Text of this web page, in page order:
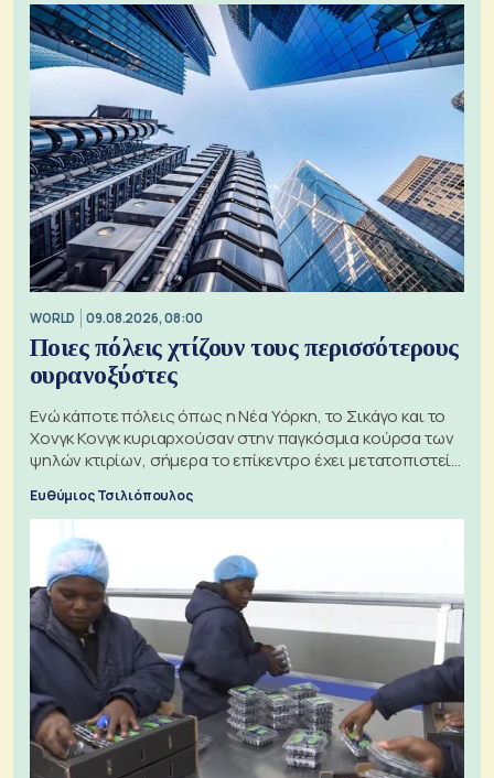
WORLD 09.08.2026, 08:00
Ποιες πόλεις χτίζουν τους περισσότερους
ουρανοξύστες
Ενώ κάποτε πόλεις όπως η Νέα Υόρκη, το Σικάγο και το
Χονγκ Κονγκ κυριαρχούσαν στην παγκόσμια κούρσα των
ψηλών κτιρίων, σήμερα το επίκεντρο έχει μετατοπιστεί
Ευθύμιος Τσιλιόπουλος